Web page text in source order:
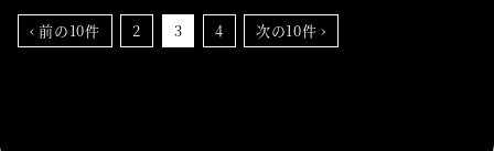
‹ 前の10件 2 3 4 次の10件 ›